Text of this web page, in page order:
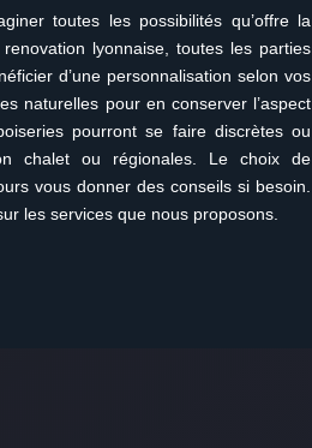
toutes les possibilités qu’offre la
lyonnaise, toutes les parties
d’une personnalisation selon vos
naturelles pour en conserver l’aspect
pourront se faire discrètes ou
chalet ou régionales. Le choix de
vous donner des conseils si besoin.
les services que nous proposons.